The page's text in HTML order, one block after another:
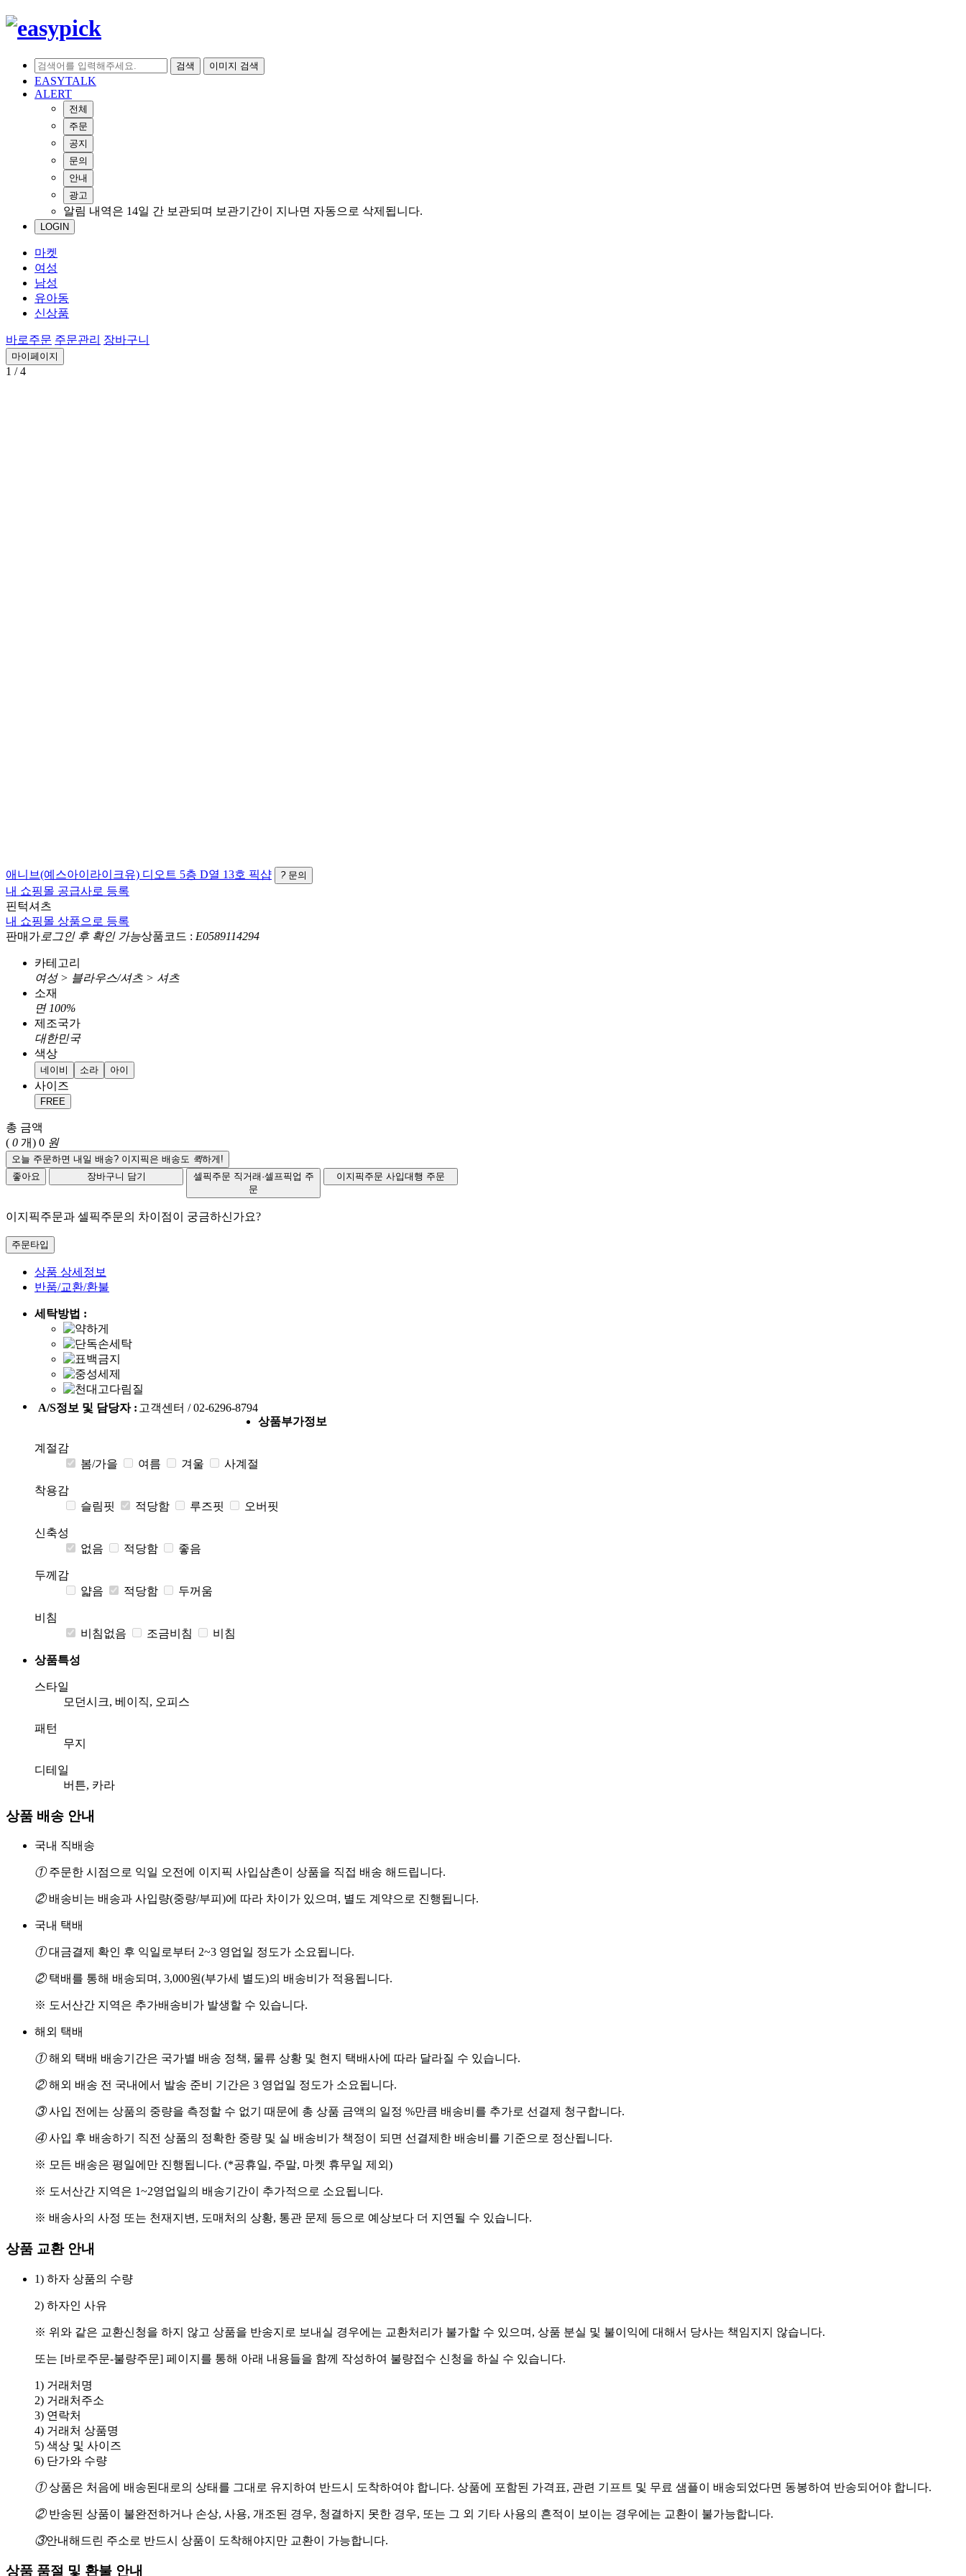
검색 이미지 검색
EASYTALK
ALERT
전체
주문
공지
문의
안내
광고
알림 내역은 14일 간 보관되며 보관기간이 지나면 자동으로 삭제됩니다.
LOGIN
마켓
여성
남성
유아동
신상품
바로주문 주문관리 장바구니
마이페이지
1 / 4
애니브(예스아이라이크유) 디오트 5층 D열 13호 픽샵 ? 문의
내 쇼핑몰 공급사로 등록
핀턱셔츠
내 쇼핑몰 상품으로 등록
판매가 로그인 후 확인 가능상품코드 : E0589114294
카테고리
여성 > 블라우스/셔츠 > 셔츠
소재
면 100%
제조국가
대한민국
색상
네이비 소라 아이
사이즈
FREE
총 금액
( 0 개) 0 원
오늘 주문하면 내일 배송? 이지픽은 배송도 퀵하게!
좋아요
장바구니 담기 셀픽주문 직거래·셀프픽업 주
문
이지픽주문 사입대행 주문
이지픽주문과 셀픽주문의 차이점이 궁금하신가요?
주문타입
상품 상세정보
반품/교환/환불
세탁방법 :
A/S정보 및 담당자 : 고객센터 / 02-6296-8794
상품부가정보
계절감
봄/가을
여름 겨울 사계절
착용감
슬림핏
적당함 루즈핏 오버핏
신축성
없음
적당함 좋음
두께감
얇음
적당함 두꺼움
비침
비침없음
조금비침 비침
상품특성
스타일
모던시크, 베이직, 오피스
패턴
무지
디테일
버튼, 카라
상품 배송 안내
국내 직배송
①주문한 시점으로 익일 오전에 이지픽 사입삼촌이 상품을 직접 배송 해드립니다.
②배송비는 배송과 사입량(중량/부피)에 따라 차이가 있으며, 별도 계약으로 진행됩니다.
국내 택배
①대금결제 확인 후 익일로부터 2~3 영업일 정도가 소요됩니다.
②택배를 통해 배송되며, 3,000원(부가세 별도)의 배송비가 적용됩니다.
※ 도서산간 지역은 추가배송비가 발생할 수 있습니다.
해외 택배
①해외 택배 배송기간은 국가별 배송 정책, 물류 상황 및 현지 택배사에 따라 달라질 수 있습니다.
②해외 배송 전 국내에서 발송 준비 기간은 3 영업일 정도가 소요됩니다.
③사입 전에는 상품의 중량을 측정할 수 없기 때문에 총 상품 금액의 일정 %만큼 배송비를 추가로 선결제 청구합니다.
④사입 후 배송하기 직전 상품의 정확한 중량 및 실 배송비가 책정이 되면 선결제한 배송비를 기준으로 정산됩니다.
※ 모든 배송은 평일에만 진행됩니다. (*공휴일, 주말, 마켓 휴무일 제외)
※ 도서산간 지역은 1~2영업일의 배송기간이 추가적으로 소요됩니다.
※ 배송사의 사정 또는 천재지변, 도매처의 상황, 통관 문제 등으로 예상보다 더 지연될 수 있습니다.
상품 교환 안내
1) 하자 상품의 수량
2) 하자인 사유
※ 위와 같은 교환신청을 하지 않고 상품을 반송지로 보내실 경우에는 교환처리가 불가할 수 있으며, 상품 분실 및 불이익에 대해서 당사는 책임지지 않습니다.
또는 [바로주문-불량주문] 페이지를 통해 아래 내용들을 함께 작성하여 불량접수 신청을 하실 수 있습니다.
1) 거래처명
2) 거래처주소
3) 연락처
4) 거래처 상품명
5) 색상 및 사이즈
6) 단가와 수량
①상품은 처음에 배송된대로의 상태를 그대로 유지하여 반드시 도착하여야 합니다. 상품에 포함된 가격표, 관련 기프트 및 무료 샘플이 배송되었다면 동봉하여 반송되어야 합니다.
②반송된 상품이 불완전하거나 손상, 사용, 개조된 경우, 청결하지 못한 경우, 또는 그 외 기타 사용의 흔적이 보이는 경우에는 교환이 불가능합니다.
③안내해드린 주소로 반드시 상품이 도착해야지만 교환이 가능합니다.
상품 품절 및 환불 안내